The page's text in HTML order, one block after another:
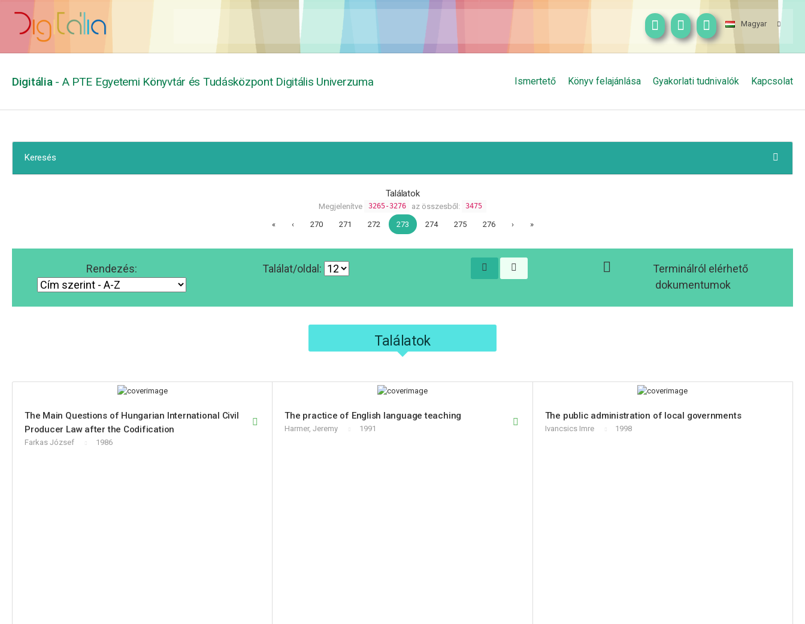
Magyar
Digitália - A PTE Egyetemi Könyvtár és Tudásközpont Digitális Univerzuma Ismertető Könyv felajánlása Gyakorlati tudnivalók Kapcsolat
Keresés
Találatok
Megjelenítve 3265-3276 az összesből: 3475
« ‹ 270 271 272 273 274 275 276 › »
Rendezés: Találat/oldal:
Terminálról elérhető
dokumentumok
Találatok
The Main Questions of Hungarian International Civil
Producer Law after the Codification
Farkas József 1986
The practice of English language teaching
Harmer, Jeremy 1991
The public administration of local governments
Ivancsics Imre 1998